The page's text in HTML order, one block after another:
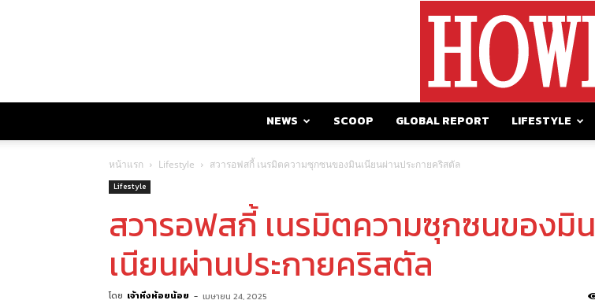
NEWS SCOOP GLOBAL REPORT LIFESTYLE
หน้าแรก Lifestyle สวารอฟสกี้ เนรมิตความซุกซนของมินเนียนผ่านประกายคริสตัล
Lifestyle
สวารอฟสกี้ เนรมิตความซุกซนของมิน
เนียนผ่านประกายคริสตัล
โดย เจ้าหิ่งห้อยน้อย - เมษายน 24, 2025